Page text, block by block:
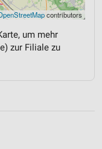
contributors
um mehr
zur Filiale zu